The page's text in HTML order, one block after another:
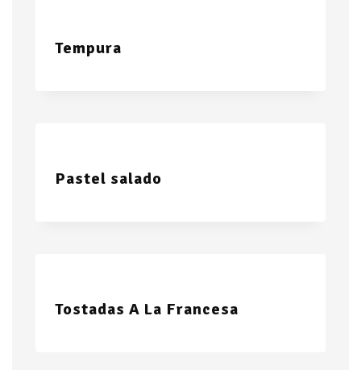
Tempura
Pastel salado
Tostadas A La Francesa